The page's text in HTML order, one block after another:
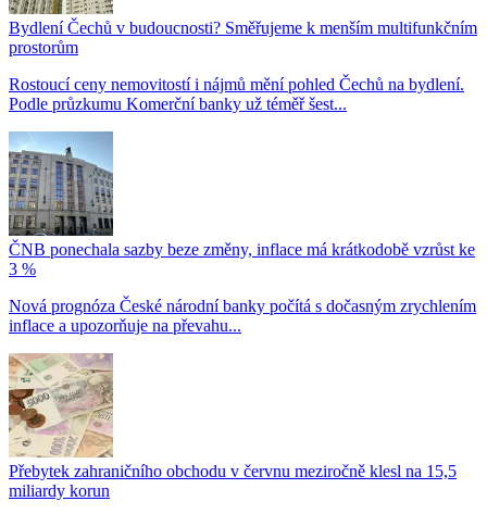
Bydlení Čechů v budoucnosti? Směřujeme k menším multifunkčním
prostorům
Rostoucí ceny nemovitostí i nájmů mění pohled Čechů na bydlení.
Podle průzkumu Komerční banky už téměř šest...
ČNB ponechala sazby beze změny, inflace má krátkodobě vzrůst ke
3 %
Nová prognóza České národní banky počítá s dočasným zrychlením
inflace a upozorňuje na převahu...
Přebytek zahraničního obchodu v červnu meziročně klesl na 15,5
miliardy korun